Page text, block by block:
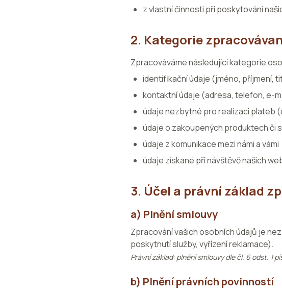
z vlastní činnosti při poskytování
2. Kategorie
Zpracováváme následující kategorie
identifikační údaje (jméno, příjmení,
kontaktní údaje (adresa, telefon, e-
údaje nezbytné pro realizaci plateb
údaje o zakoupených produktech či
údaje z komunikace mezi námi a vámi
údaje získané při návštěvě našich
3. Účel a právní základ
a) Plnění smlouvy
Zpracování vašich osobních údajů je
poskytnutí služby, vyřízení reklamace).
Právní základ: plnění smlouvy dle čl. 6 odst. 1
b) Plnění právních povinností